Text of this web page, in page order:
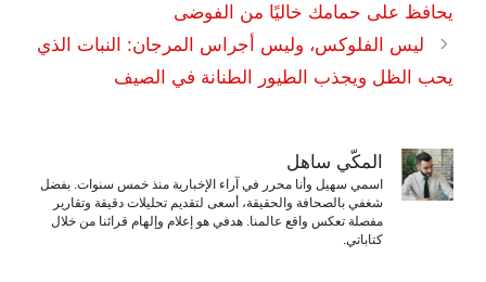
يحافظ على حمامك خاليًا من الفوضى
ليس الفلوكس، وليس أجراس المرجان: النبات الذي
يحب الظل ويجذب الطيور الطنانة في الصيف
المكّي ساهل
اسمي سهيل وأنا محرر في آراء الإخبارية منذ خمس سنوات. بفضل
شغفي بالصحافة والحقيقة، أسعى لتقديم تحليلات دقيقة وتقارير
مفصلة تعكس واقع عالمنا. هدفي هو إعلام وإلهام قرائنا من خلال
كتاباتي.